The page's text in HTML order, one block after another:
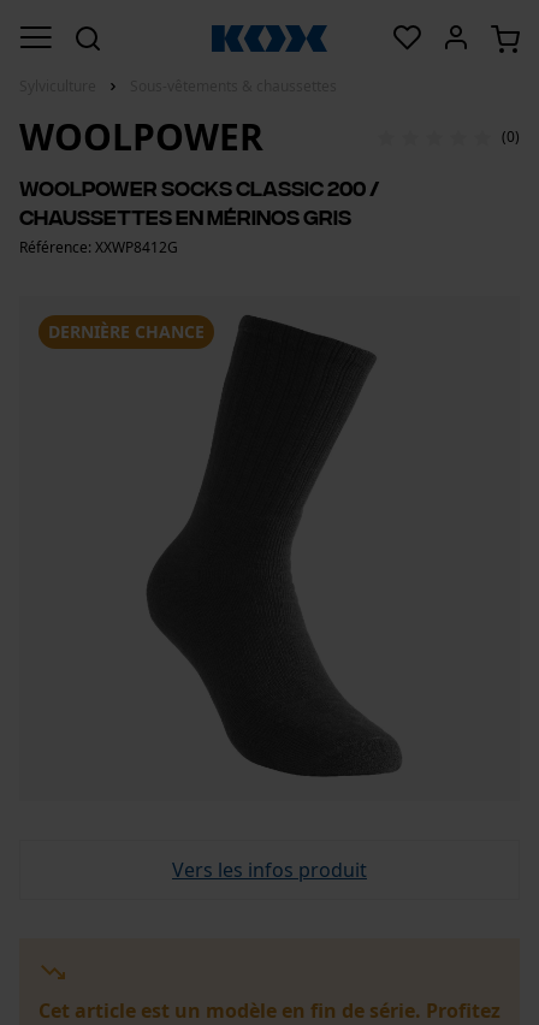
DERNIÈRE CHANCE
WOOLPOWER (0)
Woolpower Socks Classic 200 /
Chaussettes en mérinos gris
Référence: XXWP8412G
Vers les infos produit
Cet article est un modèle en fin de série. Profitez